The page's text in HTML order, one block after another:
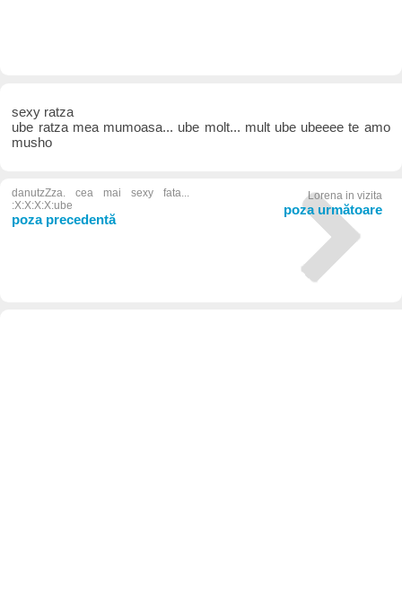
sexy ratza
ube ratza mea mumoasa... ube molt... mult ube ubeeee te amo
musho
danutzZza. cea mai sexy fata...
:X:X:X:X:ube
poza precedentă
Lorena in vizita
poza următoare